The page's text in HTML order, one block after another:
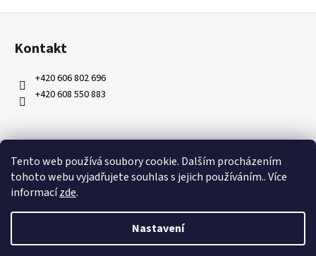
Tento web používá soubory cookie. Dalším procházením
tohoto webu vyjadřujete souhlas s jejich používáním.. Více
informacízde.
Nastavení
Z
Kontakt
+420 606 802 696
+420 608 550 883
Informace o nákupu